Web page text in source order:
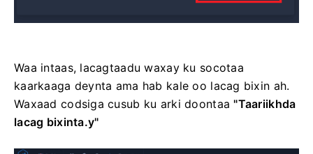
Waa intaas, lacagtaadu waxay ku socotaa
kaarkaaga deynta ama hab kale oo lacag bixin ah.